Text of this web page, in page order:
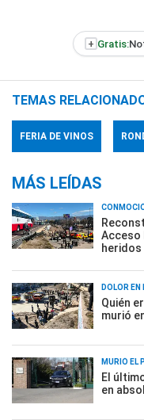
+ Gratis:
TEMAS
FERIA DE VINOS
MÁS LEÍDAS
Acceso
heridos
DOLOR EN
Quién
murió
MURIÓ EL
El
en